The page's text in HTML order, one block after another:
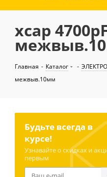
xcap
Главная - Каталог -
межвыв.10мм
Будьте всегда в
курсе!
Узнавайте о скидках и
первым